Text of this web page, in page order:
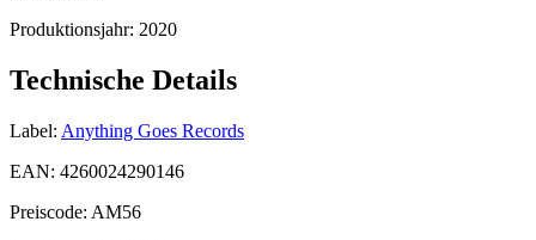
Produktionsjahr: 2020
Technische Details
Label: Anything Goes Records
EAN: 4260024290146
Preiscode: AM56